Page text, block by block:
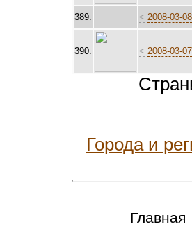
389. < 2008-03-08
390. < 2008-03-07
Города и
Главная